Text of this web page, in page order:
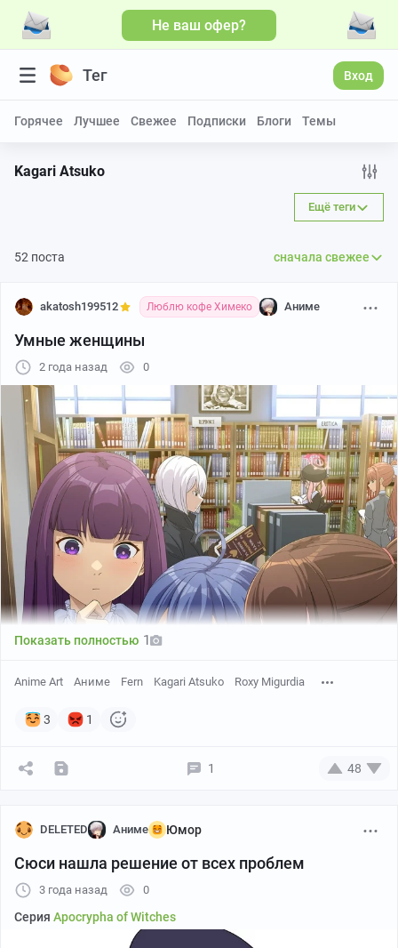
Не ваш офер?
Тег Вход
Горячее Лучшее Свежее Подписки Блоги Темы
Kagari Atsuko
Ещё теги
52 поста сначала свежее
akatosh199512 Люблю кофе Химеко Аниме
Умные женщины
2 года назад 0
Показать полностью 1
Anime Art Аниме Fern Kagari Atsuko Roxy Migurdia
3 1
1 48
DELETED Аниме Юмор
Сюси нашла решение от всех проблем
3 года назад 0
Серия Apocrypha of Witches